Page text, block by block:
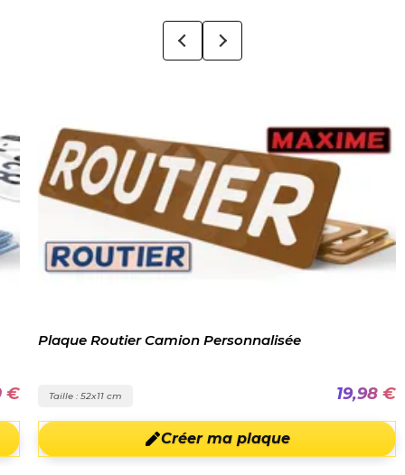
€
Plaque Routier Camion Personnalisée
Taille : 52x11 cm 19,98 €
Créer ma plaque